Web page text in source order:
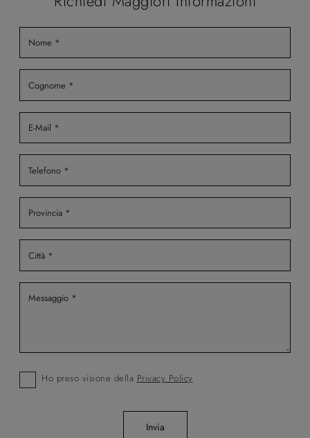
Ho preso visione della Privacy Policy
Invia